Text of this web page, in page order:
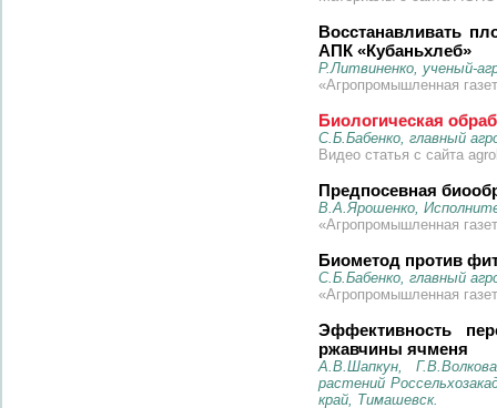
Восстанавливать
АПК «Кубаньхлеб»
Р.Литвиненко, ученый-
«Агропромышленная
Биологическая
С.Б.Бабенко, главный
Видео статья с сайта
Предпосевная
В.А.Ярошенко,
«Агропромышленная
Биометод против
С.Б.Бабенко, главный
«Агропромышленная
Эффективность
ржавчины ячменя
А.В.Шапкун,
растений
край, Тимашевск.